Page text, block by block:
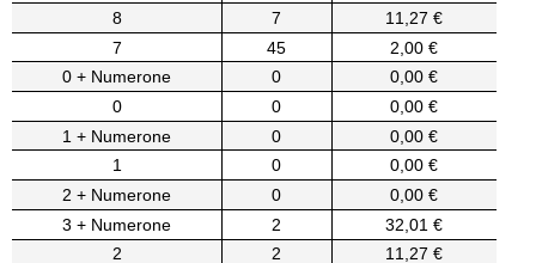
8
7
11,27 €
7
45
2,00 €
0 + Numerone
0
0,00 €
0
0
0,00 €
1 + Numerone
0
0,00 €
1
0
0,00 €
2 + Numerone
0
0,00 €
3 + Numerone
2
32,01 €
2
2
11,27 €